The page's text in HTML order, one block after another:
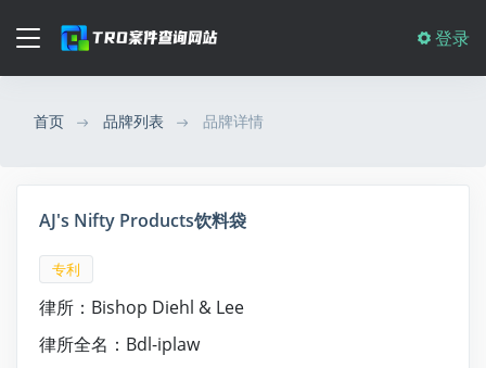
登录
首页 品牌列表 品牌详情
AJ's Nifty Products饮料袋
专利
律所：Bishop Diehl & Lee
律所全名：Bdl-iplaw